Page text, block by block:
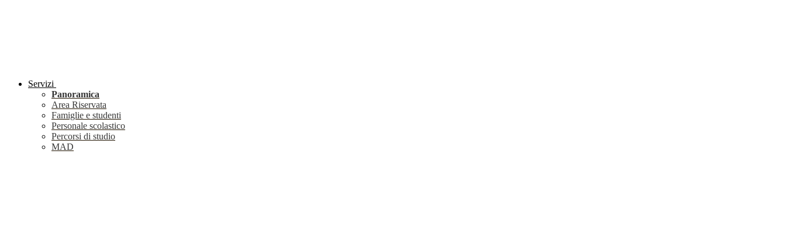
Servizi
Panoramica
Area Riservata
Famiglie e studenti
Personale scolastico
Percorsi di studio
MAD